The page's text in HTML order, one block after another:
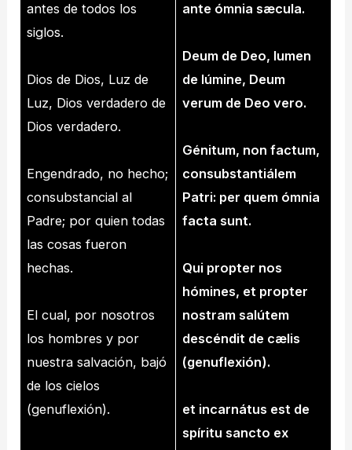
antes de todos los
siglos.
Dios de Dios, Luz de
Luz, Dios verdadero de
Dios verdadero.
Engendrado, no hecho;
consubstancial al
Padre; por quien todas
las cosas fueron
hechas.
El cual, por nosotros
los hombres y por
nuestra salvación, bajó
de los cielos
(genuflexión).
ante ómnia sæcula.
Deum de Deo, lumen
de lúmine, Deum
verum de Deo vero.
Génitum, non factum,
consubstantiálem
Patri: per quem ómnia
facta sunt.
Qui propter nos
hómines, et propter
nostram salútem
descéndit de cælis
(genuflexión).
et incarnátus est de
spíritu sancto ex